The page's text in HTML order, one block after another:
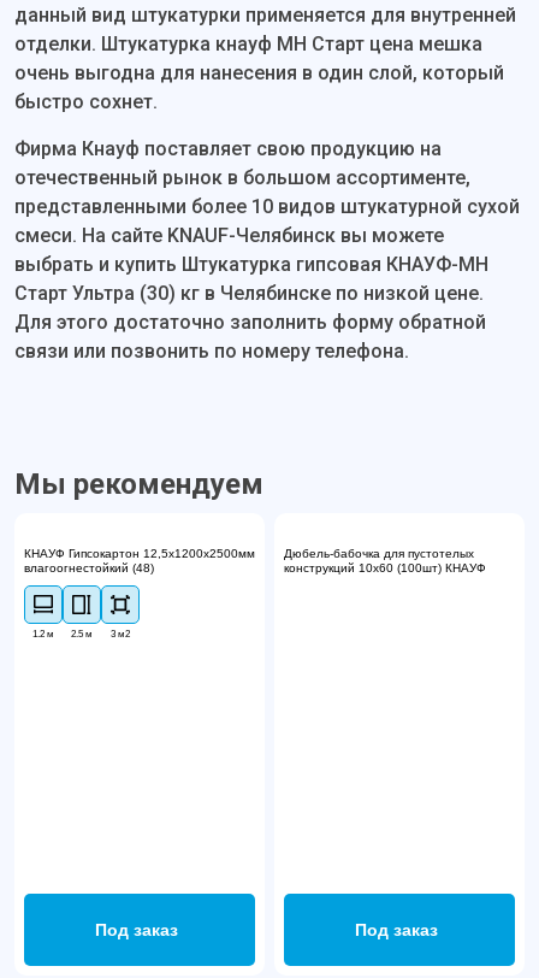
данный вид штукатурки применяется для внутренней
отделки. Штукатурка кнауф МН Старт цена мешка
очень выгодна для нанесения в один слой, который
быстро сохнет.
Фирма Кнауф поставляет свою продукцию на
отечественный рынок в большом ассортименте,
представленными более 10 видов штукатурной сухой
смеси. На сайте KNAUF-Челябинск вы можете
выбрать и купить Штукатурка гипсовая КНАУФ-МН
Старт Ультра (30) кг в Челябинске по низкой цене.
Для этого достаточно заполнить форму обратной
связи или позвонить по номеру телефона.
Мы рекомендуем
КНАУФ Гипсокартон 12,5х1200х2500мм
влагоогнестойкий (48)
1.2 м 2.5 м 3 м2
Под заказ
Дюбель-бабочка для пустотелых
конструкций 10х60 (100шт) КНАУФ
Под заказ